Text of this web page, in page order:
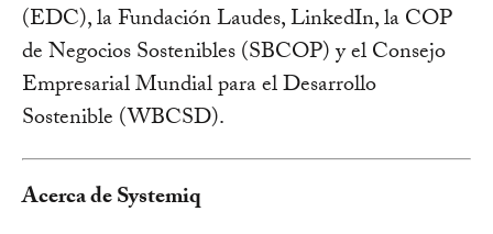
(EDC), la Fundación Laudes, LinkedIn, la COP
de Negocios Sostenibles (SBCOP) y el Consejo
Empresarial Mundial para el Desarrollo
Sostenible (WBCSD).
Acerca de Systemiq